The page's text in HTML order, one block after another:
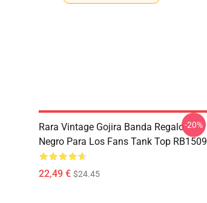
Rara Vintage Gojira Banda Regalo
Negro Para Los Fans Tank Top RB1509
22,49 € $24.45
-20%